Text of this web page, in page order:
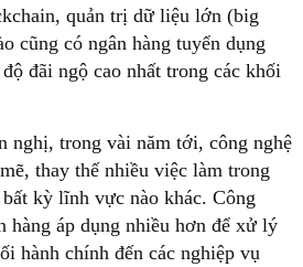
quản trị dữ liệu lớn (big
cũng có ngân hàng tuyển dụng
đãi ngộ cao nhất trong các khối
nghị, trong vài năm tới, công nghệ
thay thế nhiều việc làm trong
kỳ lĩnh vực nào khác. Công
hàng áp dụng nhiều hơn để xử lý
hành chính đến các nghiệp vụ